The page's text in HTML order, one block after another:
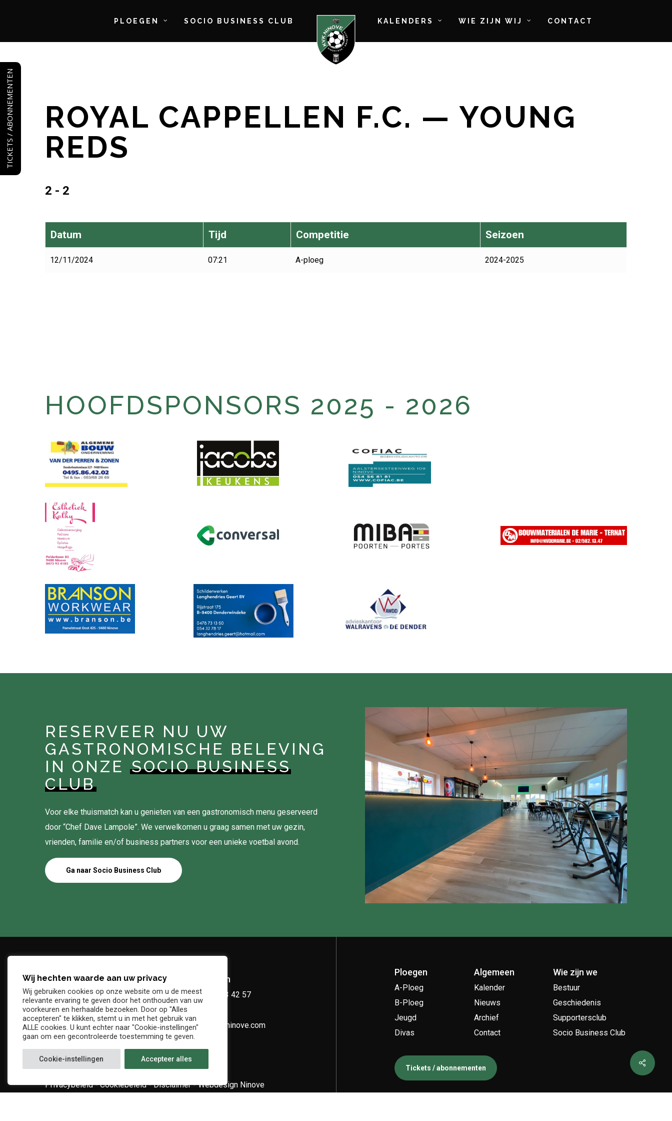
to
main
content
PLOEGEN SOCIO BUSINESS CLUB KALENDERS WIE ZIJN WIJ CONTACT
ROYAL CAPPELLEN F.C. — YOUNG
REDS
2 - 2
Datum Tijd Competitie Seizoen
12/11/2024 07:21 A-ploeg 2024-2025
HOOFDSPONSORS 2025 - 2026
RESERVEER NU UW
GASTRONOMISCHE BELEVING
IN ONZESOCIO BUSINESS
CLUB
Voor elke thuismatch kan u genieten van een gastronomisch menu geserveerd
door “Chef Dave Lampole”. We verwelkomen u graag samen met uw gezin,
vrienden, familie en/of business partners voor een unieke voetbal avond.
Ga naar Socio Business Club
Adres
Denderstraat, z/n
9402 Ninove
Telefoon
+32 54 33 42 57
info@kvkninove.com
Privacybeleid-Cookiebeleid-Disclaimer-Webdesign Ninove
Ploegen
A-Ploeg
B-Ploeg
Jeugd
Divas
Algemeen
Kalender
Nieuws
Archief
Contact
Wie zijn we
Bestuur
Geschiedenis
Supportersclub
Socio Business Club
Tickets / abonnementen
Wij hechten waarde aan uw privacy
Wij gebruiken cookies op onze website om u de meest
relevante ervaring te geven door het onthouden van uw
voorkeuren en herhaalde bezoeken. Door op "Alles
accepteren" te klikken, stemt u in met het gebruik van
ALLE cookies. U kunt echter naar "Cookie-instellingen"
gaan om een gecontroleerde toestemming te geven.
Cookie-instellingen Accepteer alles
TICKETS / ABONNEMENTEN